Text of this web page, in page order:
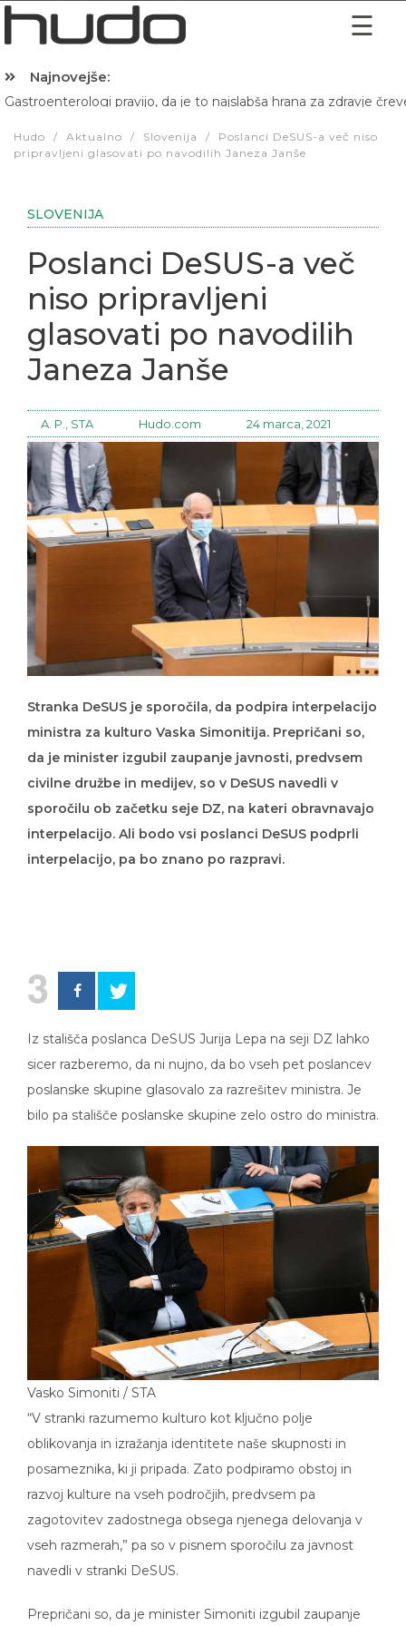
Najnovejše:
Hibernacijska dieta: Zakaj je pred spanjem dobro pojesti žlico
pripravljeni glasovati po navodilih Janeza Janše
Poslanci DeSUS-a več
niso pripravljeni
glasovati po navodilih
Janeza Janše
A. P., STA Hudo.com 24 marca, 2021
ministra za kulturo Vaska Simonitija. Prepričani so,
da je minister izgubil zaupanje javnosti, predvsem
civilne družbe in medijev, so v DeSUS navedli v
sporočilu ob začetku seje DZ, na kateri obravnavajo
interpelacijo. Ali bodo vsi poslanci DeSUS podprli
interpelacijo, pa bo znano po razpravi.
3
sicer razberemo, da ni nujno, da bo vseh pet poslancev
poslanske skupine glasovalo za razrešitev ministra. Je
bilo pa stališče poslanske skupine zelo ostro do ministra.
Vasko Simoniti / STA
oblikovanja in izražanja identitete naše skupnosti in
posameznika, ki ji pripada. Zato podpiramo obstoj in
razvoj kulture na vseh področjih, predvsem pa
zagotovitev zadostnega obsega njenega delovanja v
vseh razmerah,” pa so v pisnem sporočilu za javnost
navedli v stranki DeSUS.